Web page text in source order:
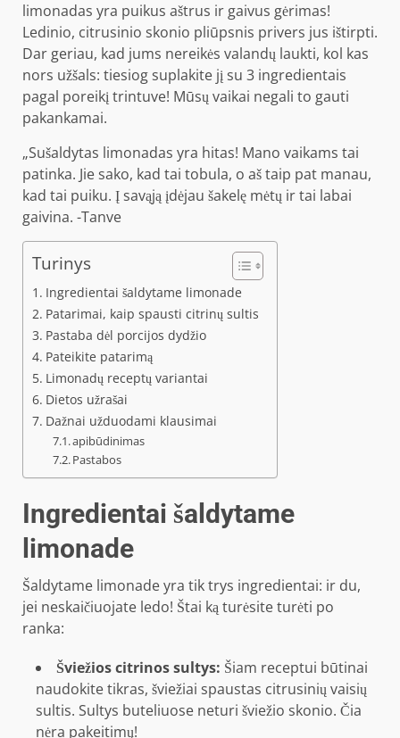
limonadas yra puikus aštrus ir gaivus gėrimas!
Ledinio, citrusinio skonio pliūpsnis privers jus ištirpti.
Dar geriau, kad jums nereikės valandų laukti, kol kas
nors užšals: tiesiog suplakite jį su 3 ingredientais
pagal poreikį trintuve! Mūsų vaikai negali to gauti
pakankamai.
„Sušaldytas limonadas yra hitas! Mano vaikams tai
patinka. Jie sako, kad tai tobula, o aš taip pat manau,
kad tai puiku. Į savąją įdėjau šakelę mėtų ir tai labai
gaivina. -Tanve
Turinys
Ingredientai šaldytame limonade
Patarimai, kaip spausti citrinų sultis
Pastaba dėl porcijos dydžio
Pateikite patarimą
Limonadų receptų variantai
Dietos užrašai
Dažnai užduodami klausimai
apibūdinimas
Pastabos
Ingredientai šaldytame
limonade
Šaldytame limonade yra tik trys ingredientai: ir du,
jei neskaičiuojate ledo! Štai ką turėsite turėti po
ranka:
Šviežios citrinos sultys: Šiam receptui būtinai
naudokite tikras, šviežiai spaustas citrusinių vaisių
sultis. Sultys buteliuose neturi šviežio skonio. Čia
nėra pakeitimų!